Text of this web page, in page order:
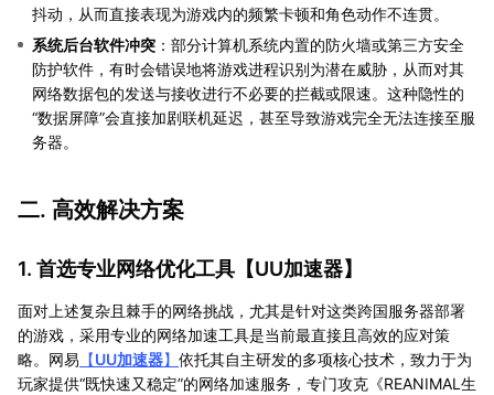
抖动，从而直接表现为游戏内的频繁卡顿和角色动作不连贯。
系统后台软件冲突 ：部分计算机系统内置的防火墙或第三方安全
防护软件，有时会错误地将游戏进程识别为潜在威胁，从而对其
网络数据包的发送与接收进行不必要的拦截或限速。这种隐性的
“数据屏障”会直接加剧联机延迟，甚至导致游戏完全无法连接至服
务器。
二. 高效解决方案
1. 首选专业网络优化工具【UU加速器】
面对上述复杂且棘手的网络挑战，尤其是针对这类跨国服务器部署
的游戏，采用专业的网络加速工具是当前最直接且高效的应对策
略。网易 【UU加速器】 依托其自主研发的多项核心技术，致力于为
玩家提供“既快速又稳定”的网络加速服务，专门攻克《REANIMAL生